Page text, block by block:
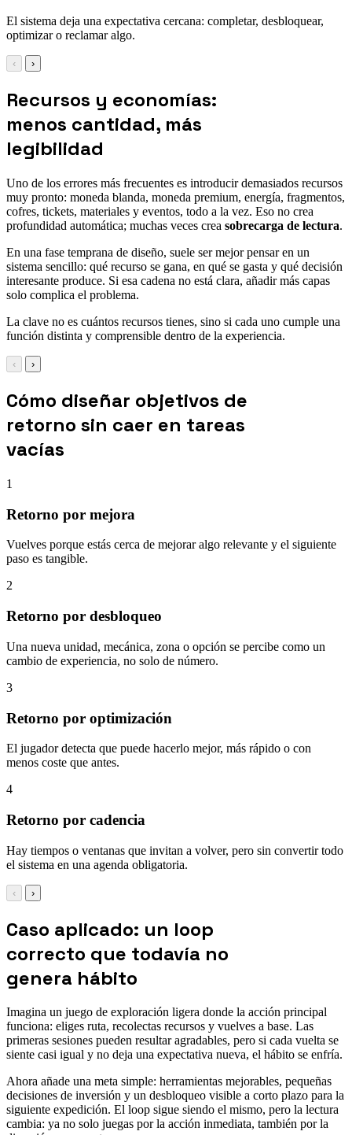
El sistema deja una expectativa cercana: completar, desbloquear,
optimizar o reclamar algo.
‹ ›
Recursos y economías:
menos cantidad, más
legibilidad
Uno de los errores más frecuentes es introducir demasiados recursos
muy pronto: moneda blanda, moneda premium, energía, fragmentos,
cofres, tickets, materiales y eventos, todo a la vez. Eso no crea
profundidad automática; muchas veces crea sobrecarga de lectura.
En una fase temprana de diseño, suele ser mejor pensar en un
sistema sencillo: qué recurso se gana, en qué se gasta y qué decisión
interesante produce. Si esa cadena no está clara, añadir más capas
solo complica el problema.
La clave no es cuántos recursos tienes, sino si cada uno cumple una
función distinta y comprensible dentro de la experiencia.
‹ ›
Cómo diseñar objetivos de
retorno sin caer en tareas
vacías
1
Retorno por mejora
Vuelves porque estás cerca de mejorar algo relevante y el siguiente
paso es tangible.
2
Retorno por desbloqueo
Una nueva unidad, mecánica, zona o opción se percibe como un
cambio de experiencia, no solo de número.
3
Retorno por optimización
El jugador detecta que puede hacerlo mejor, más rápido o con
menos coste que antes.
4
Retorno por cadencia
Hay tiempos o ventanas que invitan a volver, pero sin convertir todo
el sistema en una agenda obligatoria.
‹ ›
Caso aplicado: un loop
correcto que todavía no
genera hábito
Imagina un juego de exploración ligera donde la acción principal
funciona: eliges ruta, recolectas recursos y vuelves a base. Las
primeras sesiones pueden resultar agradables, pero si cada vuelta se
siente casi igual y no deja una expectativa nueva, el hábito se enfría.
Ahora añade una meta simple: herramientas mejorables, pequeñas
decisiones de inversión y un desbloqueo visible a corto plazo para la
siguiente expedición. El loop sigue siendo el mismo, pero la lectura
cambia: ya no solo juegas por la acción inmediata, también por la